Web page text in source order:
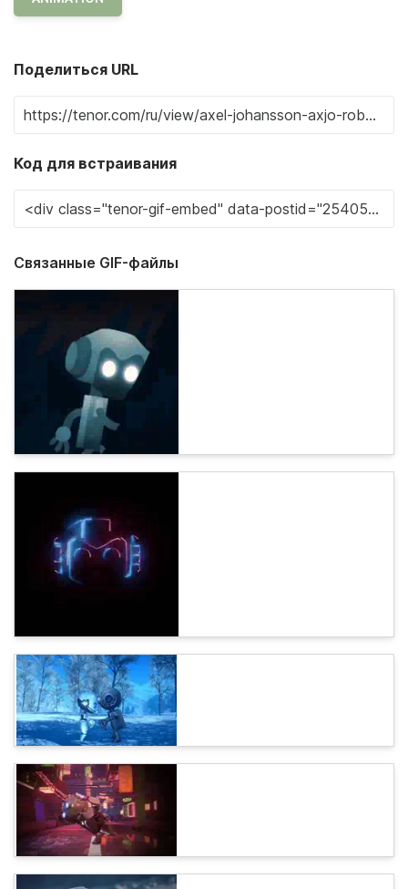
Поделиться URL
Код для встраивания
Связанные GIF-файлы